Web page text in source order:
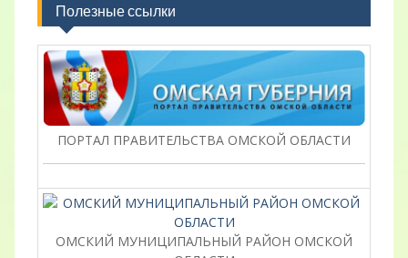
Полезные ссылки
ПОРТАЛ ПРАВИТЕЛЬСТВА ОМСКОЙ ОБЛАСТИ
ОМСКИЙ МУНИЦИПАЛЬНЫЙ РАЙОН ОМСКОЙ